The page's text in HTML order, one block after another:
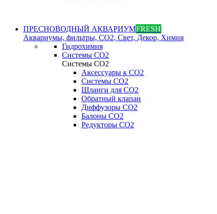
ПРЕСНОВОДНЫЙ АКВАРИУМFRESH
Аквариумы, фильтры, СО2, Свет, Декор, Химия
Гидрохимия
Системы СО2
Системы СО2
Аксессуары к СО2
Системы СО2
Шланги для CO2
Обратный клапан
Диффузоры СO2
Балоны CO2
Редукторы CO2